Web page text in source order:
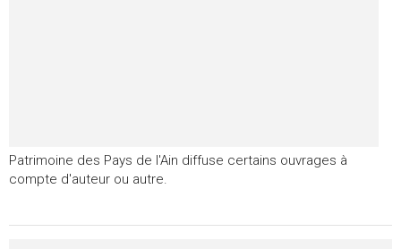
Patrimoine des Pays de l'Ain diffuse certains ouvrages à
compte d'auteur ou autre.